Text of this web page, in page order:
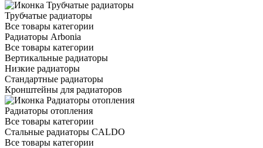
Трубчатые радиаторы
Все товары категории
Радиаторы Arbonia
Все товары категории
Вертикальные радиаторы
Низкие радиаторы
Стандартные радиаторы
Кронштейны для радиаторов
Радиаторы отопления
Все товары категории
Стальные радиаторы CALDO
Все товары категории